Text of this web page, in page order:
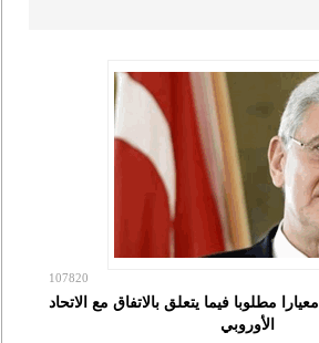
107820
وزير تركيا نفذت 72 معيارا مطلوبا فيما يتعلق بالاتفاق مع الاتحاد
الأوروبي